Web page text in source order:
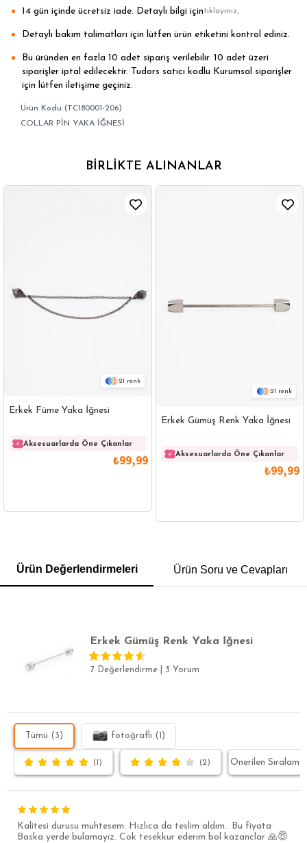
14 gün içinde ücretsiz iade. Detaylı bilgi içintıklayınız.
Detaylı bakım talimatları için lütfen ürün etiketini kontrol ediniz.
Bu üründen en fazla 10 adet sipariş verilebilir. 10 adet üzeri
siparişler iptal edilecektir. Tudors satıcı kodlu Kurumsal siparişler
için lütfen iletişime geçiniz.
(TC180001-206)
COLLAR PİN YAKA İĞNESİ
BIRLIKTE ALINANLAR
21
Erkek Füme Yaka İğnesi
Aksesuarlarda Öne Çıkanlar
₺99,99
21
Erkek Gümüş Renk Yaka İğnesi
Aksesuarlarda Öne Çıkanlar
₺99,99
POLO YAKA T-SHIRT KEMER BOXER
Ürün Değerlendirmeleri Ürün Soru ve Cevapları
Erkek Gümüş Renk Yaka İğnesi
7 Değerlendirme 3 Yorum
Tümü (3) fotoğraflı (1)
(1) (2)
Kalitesi durusu muhtesem. Hızlıca da teslim aldım.. Bu fiyata
Baska yerde bulamayız. Cok tesekkur ederım bol kazanclar 🙏😇